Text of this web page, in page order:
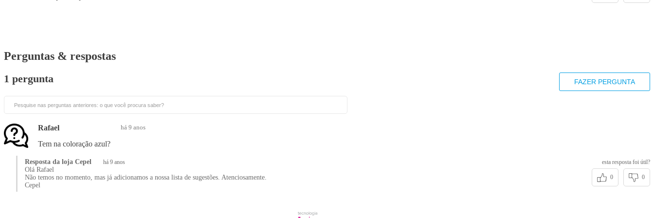
Perguntas & respostas
1 pergunta FAZER PERGUNTA
Rafael há 9 anos
Tem na coloração azul?
Resposta da loja Cepel há 9 anos
Olá Rafael
Não temos no momento, mas já adicionamos a nossa lista de sugestões. Atenciosamente.
Cepel
esta resposta foi útil?
0 0